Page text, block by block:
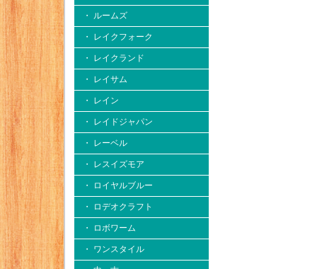
・ ルームズ
・ レイクフォーク
・ レイクランド
・ レイサム
・ レイン
・ レイドジャパン
・ レーベル
・ レスイズモア
・ ロイヤルブルー
・ ロデオクラフト
・ ロボワーム
・ ワンスタイル